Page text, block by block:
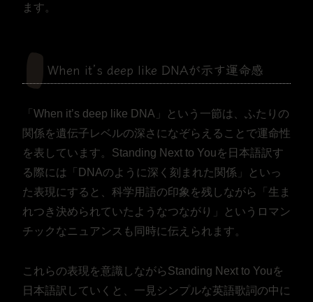
ます。
When it’s deep like DNAが示す運命感
「When it’s deep like DNA」という一節は、ふたりの
関係を遺伝子レベルの深さになぞらえることで運命性
を表しています。Standing Next to Youを日本語訳す
る際には「DNAのように深く刻まれた関係」といっ
た表現にすると、科学用語の印象を残しながら「生ま
れつき決められていたようなつながり」というロマン
チックなニュアンスも同時に伝えられます。
これらの表現を意識しながらStanding Next to Youを
日本語訳していくと、一見シンプルな英語歌詞の中に